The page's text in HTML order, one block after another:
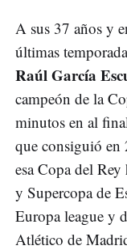
A sus 37 años y
últimas
Raúl García
campeón de la
minutos en al
que consiguió
esa Copa del
y Supercopa de
Europa league y
Atlético de